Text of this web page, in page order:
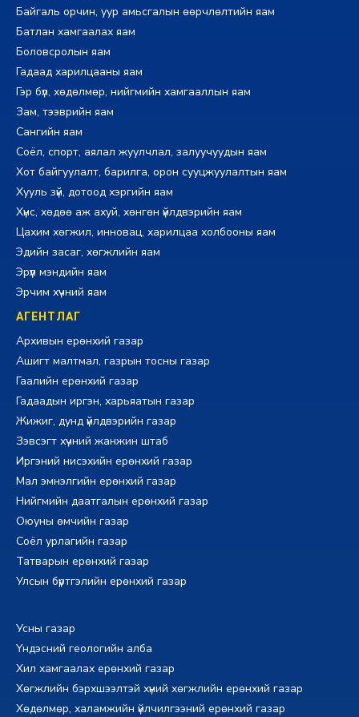
Байгаль орчин, уур амьсгалын өөрчлөлтийн яам
Батлан хамгаалах яам
Боловсролын яам
Гадаад харилцааны яам
Гэр бүл, хөдөлмөр, нийгмийн хамгааллын яам
Зам, тээврийн яам
Сангийн яам
Соёл, спорт, аялал жуулчлал, залуучуудын яам
Хот байгуулалт, барилга, орон сууцжуулалтын яам
Хууль зүй, дотоод хэргийн яам
Хүнс, хөдөө аж ахуй, хөнгөн үйлдвэрийн яам
Цахим хөгжил, инновац, харилцаа холбооны яам
Эдийн засаг, хөгжлийн яам
Эрүүл мэндийн яам
Эрчим хүчний яам
АГЕНТЛАГ
Архивын ерөнхий газар
Ашигт малтмал, газрын тосны газар
Гаалийн ерөнхий газар
Гадаадын иргэн, харьяатын газар
Жижиг, дунд үйлдвэрийн газар
Зэвсэгт хүчний жанжин штаб
Иргэний нисэхийн ерөнхий газар
Мал эмнэлгийн ерөнхий газар
Нийгмийн даатгалын ерөнхий газар
Оюуны өмчийн газар
Соёл урлагийн газар
Татварын ерөнхий газар
Улсын бүртгэлийн ерөнхий газар
Усны газар
Үндэсний геологийн алба
Хил хамгаалах ерөнхий газар
Хөгжлийн бэрхшээлтэй хүний хөгжлийн ерөнхий газар
Хөдөлмөр, халамжийн үйлчилгээний ерөнхий газар